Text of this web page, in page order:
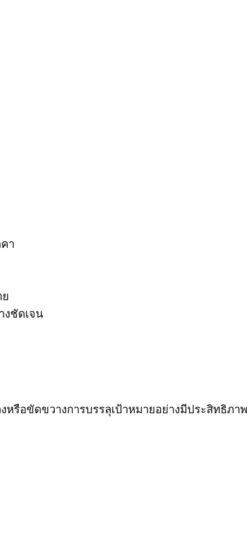
า
งชัดเจน
รือขัดขวางการบรรลุเป้าหมายอย่างมีประสิทธิภาพ